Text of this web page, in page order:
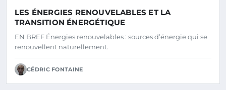
LES ÉNERGIES RENOUVELABLES ET LA
TRANSITION ÉNERGÉTIQUE
EN BREF Énergies renouvelables : sources d’énergie qui se
renouvellent naturellement.
CÉDRIC FONTAINE